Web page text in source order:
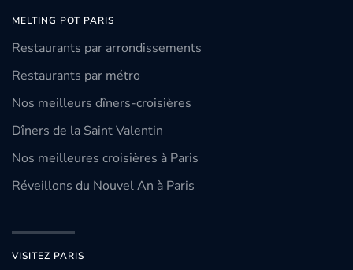
MELTING POT PARIS
Restaurants par arrondissements
Restaurants par métro
Nos meilleurs dîners-croisières
Dîners de la Saint Valentin
Nos meilleures croisières à Paris
Réveillons du Nouvel An à Paris
VISITEZ PARIS